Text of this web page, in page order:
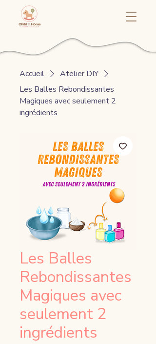
Accueil
Atelier DIY
Les Balles Rebondissantes
Magiques avec seulement 2
ingrédients
Les Balles
Rebondissantes
Magiques avec
seulement 2
ingrédients